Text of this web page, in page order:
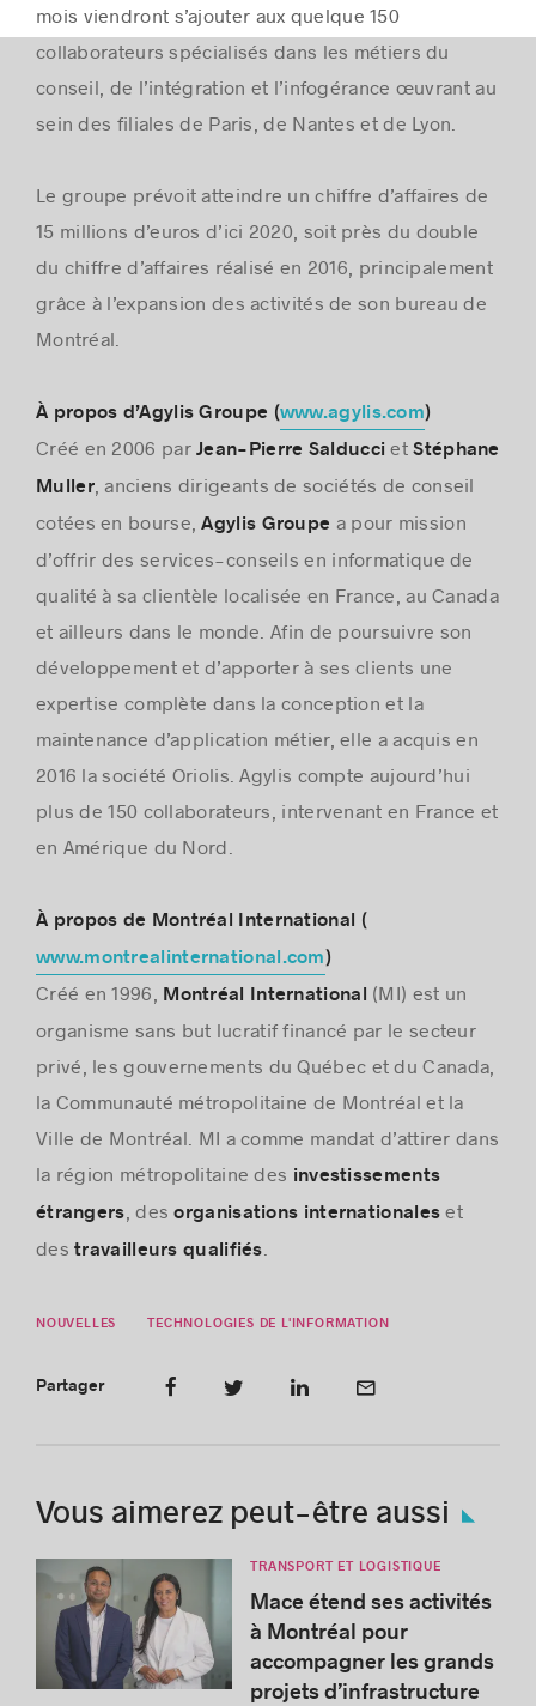
mois viendront s’ajouter aux quelque 150
collaborateurs spécialisés dans les métiers du
conseil, de l’intégration et l’infogérance œuvrant au
sein des filiales de Paris, de Nantes et de Lyon.
Le groupe prévoit atteindre un chiffre d’affaires de
15 millions d’euros d’ici 2020, soit près du double
du chiffre d’affaires réalisé en 2016, principalement
grâce à l’expansion des activités de son bureau de
Montréal.
À propos d’Agylis Groupe (www.agylis.com)
Créé en 2006 parJean-Pierre Salducci etStéphane
Muller, anciens dirigeants de sociétés de conseil
cotées en bourse,Agylis Groupe a pour mission
d’offrir des services-conseils en informatique de
qualité à sa clientèle localisée en France, au Canada
et ailleurs dans le monde. Afin de poursuivre son
développement et d’apporter à ses clients une
expertise complète dans la conception et la
maintenance d’application métier, elle a acquis en
2016 la société Oriolis. Agylis compte aujourd’hui
plus de 150 collaborateurs, intervenant en France et
en Amérique du Nord.
À propos de Montréal International (
www.montrealinternational.com)
Créé en 1996, Montréal International (MI) est un
organisme sans but lucratif financé par le secteur
privé, les gouvernements du Québec et du Canada,
la Communauté métropolitaine de Montréal et la
Ville de Montréal. MI a comme mandat d’attirer dans
la région métropolitaine des investissements
étrangers , desorganisations internationales et
destravailleurs qualifiés
NOUVELLES TECHNOLOGIES DE L'INFORMATION
Partager
Vous aimerez peut-être aussi
TRANSPORT ET LOGISTIQUE
Mace étend ses activités
à Montréal pour
accompagner les grands
projets d’infrastructure